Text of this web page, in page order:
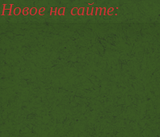
Новое на сайте: